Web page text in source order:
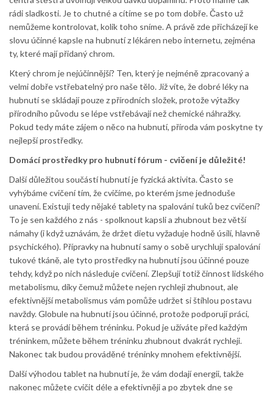
rádi sladkosti. Je to chutné a cítíme se po tom dobře. Často už
nemůžeme kontrolovat, kolik toho sníme. A právě zde přicházejí ke
slovu účinné kapsle na hubnutí z lékáren nebo internetu, zejména
ty, které mají přidaný chrom.
Který chrom je nejúčinnější? Ten, který je nejméně zpracovaný a
velmi dobře vstřebatelný pro naše tělo. Již víte, že dobré léky na
hubnutí se skládají pouze z přírodních složek, protože výtažky
přírodního původu se lépe vstřebávají než chemické náhražky.
Pokud tedy máte zájem o něco na hubnutí, příroda vám poskytne ty
nejlepší prostředky.
Domácí prostředky pro hubnutí fórum - cvičení je důležité!
Další důležitou součástí hubnutí je fyzická aktivita. Často se
vyhýbáme cvičení tím, že cvičíme, po kterém jsme jednoduše
unavení. Existují tedy nějaké tablety na spalování tuků bez cvičení?
To je sen každého z nás - spolknout kapsli a zhubnout bez větší
námahy (i když uznávám, že držet dietu vyžaduje hodně úsilí, hlavně
psychického). Přípravky na hubnutí samy o sobě urychlují spalování
tukové tkáně, ale tyto prostředky na hubnutí jsou účinné pouze
tehdy, když po nich následuje cvičení. Zlepšují totiž činnost lidského
metabolismu, díky čemuž můžete nejen rychleji zhubnout, ale
efektivnější metabolismus vám pomůže udržet si štíhlou postavu
navždy. Globule na hubnutí jsou účinné, protože podporují práci,
která se provádí během tréninku. Pokud je užíváte před každým
tréninkem, můžete během tréninku zhubnout dvakrát rychleji.
Nakonec tak budou prováděné tréninky mnohem efektivnější.
Další výhodou tablet na hubnutí je, že vám dodají energii, takže
nakonec můžete cvičit déle a efektivněji a po zbytek dne se